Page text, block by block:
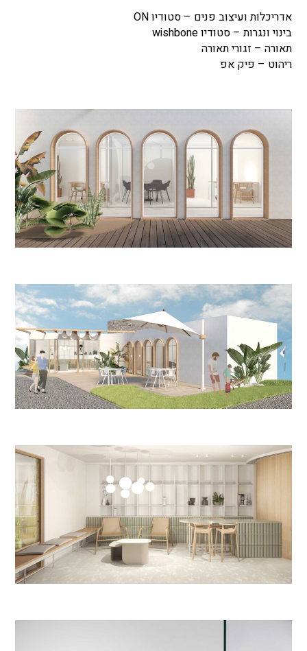
אדריכלות ועיצוב פנים – סטודיו ON
בינוי ונגרות – סטודיו wishbone
תאורה – זגורי תאורה
ריהוט – פיק אפ